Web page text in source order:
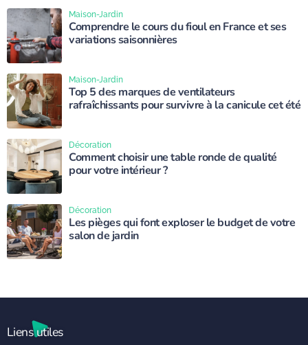
Comprendre le cours du fioul en France et ses
variations saisonnières
Maison-Jardin
Top 5 des marques de ventilateurs
rafraîchissants pour survivre à la canicule cet été
Maison-Jardin
Comment choisir une table ronde de qualité
pour votre intérieur ?
Décoration
Les pièges qui font exploser le budget de votre
salon de jardin
Décoration
Liens utiles